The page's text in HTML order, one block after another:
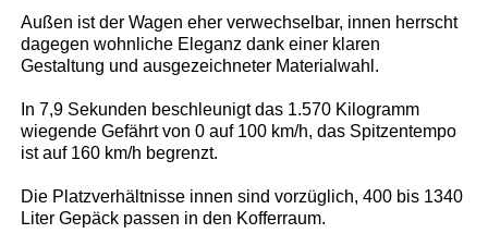
Außen ist der Wagen eher verwechselbar, innen herrscht
dagegen wohnliche Eleganz dank einer klaren
Gestaltung und ausgezeichneter Materialwahl.
In 7,9 Sekunden beschleunigt das 1.570 Kilogramm
wiegende Gefährt von 0 auf 100 km/h, das Spitzentempo
ist auf 160 km/h begrenzt.
Die Platzverhältnisse innen sind vorzüglich, 400 bis 1340
Liter Gepäck passen in den Kofferraum.